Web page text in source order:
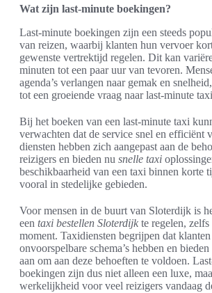
Wat zijn last-minute boekingen?
Last-minute boekingen zijn een steeds
van reizen, waarbij klanten hun vervoer
gewenste vertrektijd regelen. Dit kan
minuten tot een paar uur van tevoren.
agenda’s verlangen naar gemak en
tot een groeiende vraag naar last-minute
Bij het boeken van een last-minute taxi
verwachten dat de service snel en efficiënt
diensten hebben zich aangepast aan de
reizigers en bieden nu snelle taxi
beschikbaarheid van een taxi binnen korte
vooral in stedelijke gebieden.
Voor mensen in de buurt van Sloterdijk is
een taxi bestellen Sloterdijk te regelen, zelfs
moment. Taxidiensten begrijpen dat klanten
onvoorspelbare schema’s hebben en
aan om aan deze behoeften te voldoen.
boekingen zijn dus niet alleen een luxe,
werkelijkheid voor veel reizigers vandaag